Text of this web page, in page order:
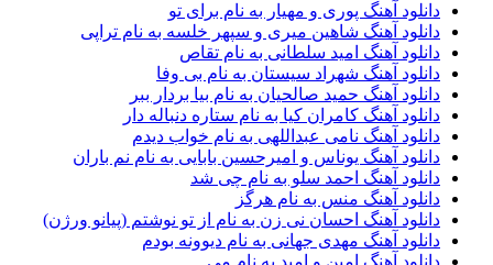
دانلود آهنگ پوری و مهیار به نام برای تو
دانلود آهنگ شاهین میری و سپهر خلسه به نام تراپی
دانلود آهنگ امید سلطانی به نام تقاص
دانلود آهنگ شهراد سیستان به نام بی وفا
دانلود آهنگ حمید صالحیان به نام بیا بردار ببر
دانلود آهنگ کامران کیا به نام ستاره دنباله دار
دانلود آهنگ نامی عبداللهی به نام خواب دیدم
دانلود آهنگ یوناس و امیرحسین بابایی به نام نم باران
دانلود آهنگ احمد سلو به نام چی شد
دانلود آهنگ منس به نام هرگز
دانلود آهنگ احسان نی زن به نام از تو نوشتم (پیانو ورژن)
دانلود آهنگ مهدی جهانی به نام دیوونه بودم